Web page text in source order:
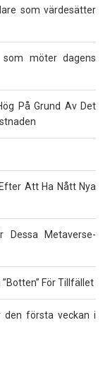
som värdesätter
som möter dagens
På Grund Av Det
Att Ha Nått Nya
Dessa Metaverse-
För Tillfället
den första veckan i